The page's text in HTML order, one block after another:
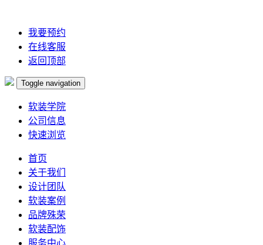
我要预约
在线客服
返回顶部
Toggle navigation
软装学院
公司信息
快速浏览
首页
关于我们
设计团队
软装案例
品牌殊荣
软装配饰
服务中心